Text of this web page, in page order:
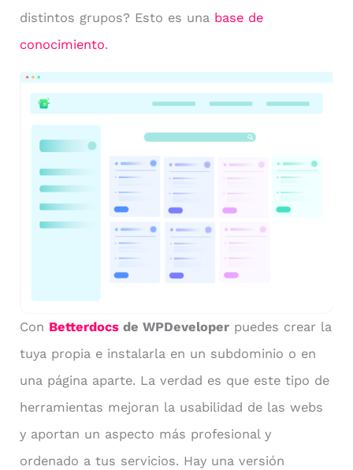
distintos grupos? Esto es una base de
conocimiento.
Con Betterdocs de WPDeveloper puedes crear la
tuya propia e instalarla en un subdominio o en
una página aparte. La verdad es que este tipo de
herramientas mejoran la usabilidad de las webs
y aportan un aspecto más profesional y
ordenado a tus servicios. Hay una versión